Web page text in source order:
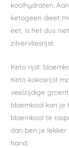
koolhydraten.
ketogeen dieet
eet, is het dus
zilvervliesrijst.
Keto rijst:
Keto kokosrijst
veelzijdige
bloemkool kan je
bloemkool te
dan ben je lekker
hand.